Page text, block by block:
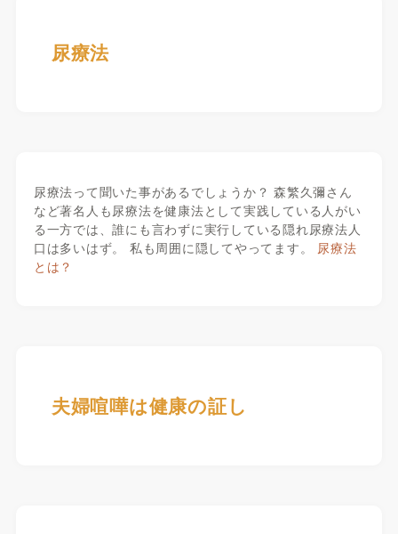
尿療法
尿療法って聞いた事があるでしょうか？ 森繁久彌さん
など著名人も尿療法を健康法として実践している人がい
る一方では、誰にも言わずに実行している隠れ尿療法人
口は多いはず。 私も周囲に隠してやってます。 尿療法
とは？
夫婦喧嘩は健康の証し